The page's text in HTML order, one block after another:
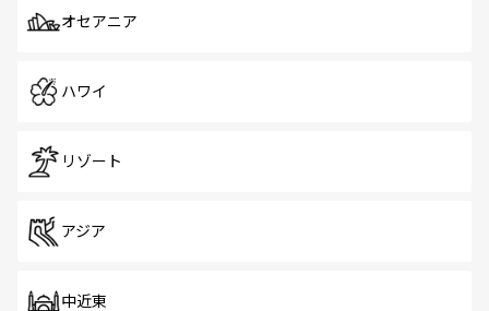
オセアニア
ハワイ
リゾート
アジア
中近東